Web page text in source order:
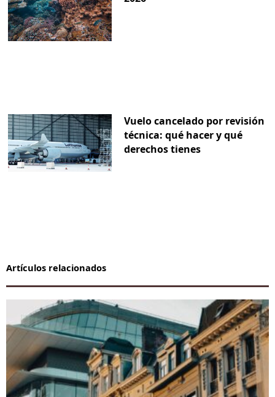
Vuelo cancelado por revisión
técnica: qué hacer y qué
derechos tienes
Artículos relacionados